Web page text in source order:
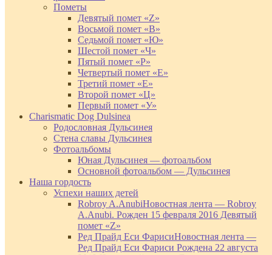
Пометы
Девятый помет «Z»
Восьмой помет «В»
Седьмой помет «Ю»
Шестой помет «Ч»
Пятый помет «Р»
Четвертый помет «Е»
Третий помет «Е»
Второй помет «Ц»
Первый помет «У»
Charismatic Dog Dulsinea
Родословная Дульсинея
Стена славы Дульсинея
Фотоальбомы
Юная Дульсинея — фотоальбом
Основной фотоальбом — Дульсинея
Наша гордость
Успехи наших детей
Robroy A.AnubiНовостная лента — Robroy
A.Anubi. Рожден 15 февраля 2016 Девятый
помет «Z»
Ред Прайд Еси ФарисиНовостная лента —
Ред Прайд Еси Фариси Рождена 22 августа